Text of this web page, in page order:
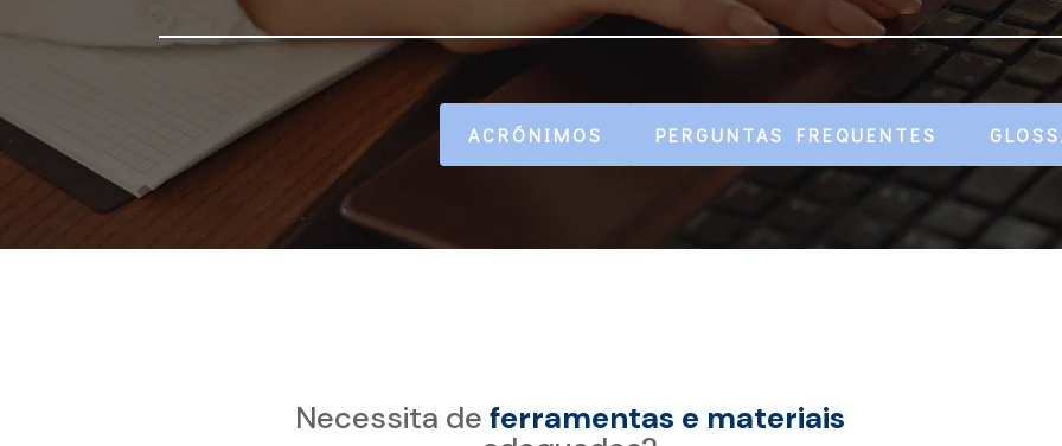
ACRÓNIMOS PERGUNTAS FREQUENTES
Necessita de ferramentas e materiais